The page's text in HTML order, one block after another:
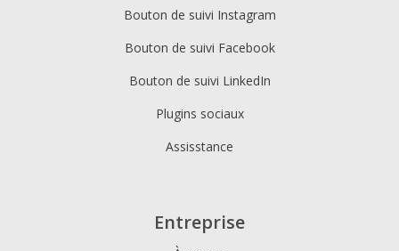
Bouton de suivi Instagram
Bouton de suivi Facebook
Bouton de suivi LinkedIn
Plugins sociaux
Assisstance
Entreprise